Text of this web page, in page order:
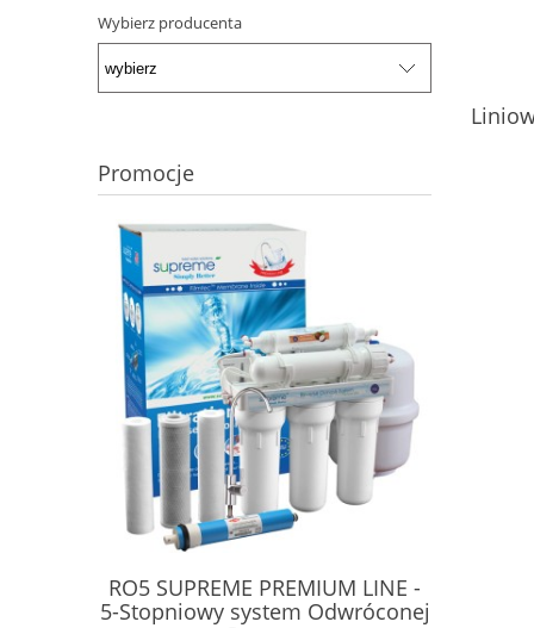
Wybierz producenta
Promocje
RO5 SUPREME PREMIUM LINE -
5-Stopniowy system Odwróconej